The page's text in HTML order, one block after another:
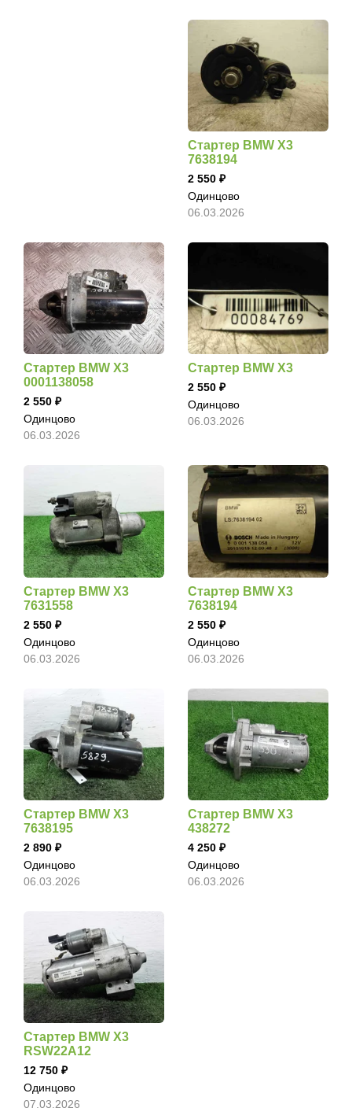
Стартер BMW X3
7638194
2 550
Одинцово
06.03.2026
Стартер BMW X3
0001138058
2 550
Одинцово
06.03.2026
Стартер BMW X3
2 550
Одинцово
06.03.2026
Стартер BMW X3
7631558
2 550
Одинцово
06.03.2026
Стартер BMW X3
7638194
2 550
Одинцово
06.03.2026
Стартер BMW X3
7638195
2 890
Одинцово
06.03.2026
Стартер BMW X3
438272
4 250
Одинцово
06.03.2026
Стартер BMW X3
RSW22A12
12 750
Одинцово
07.03.2026